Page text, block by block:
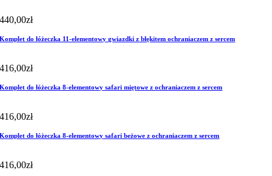
440,00zł
Komplet do łóżeczka 11-elementowy gwiazdki z błękitem ochraniaczem z sercem
416,00zł
Komplet do łóżeczka 8-elementowy safari miętowe z ochraniaczem z sercem
416,00zł
Komplet do łóżeczka 8-elementowy safari beżowe z ochraniaczem z sercem
416,00zł